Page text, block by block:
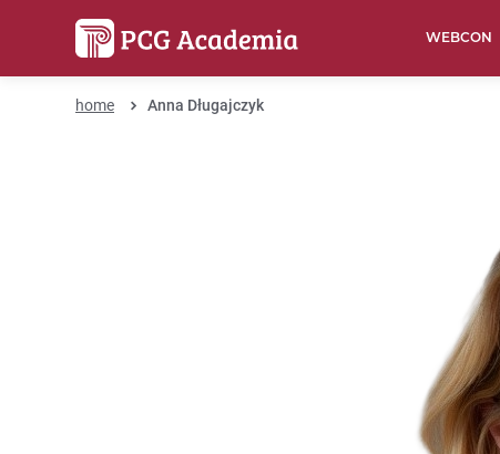
WEBCON
home Anna Długajczyk